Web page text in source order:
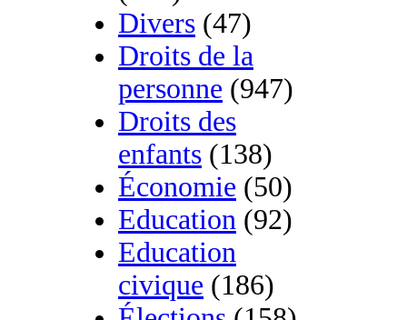
Divers (47)
Droits de la
personne (947)
Droits des
enfants (138)
Économie (50)
Education (92)
Education
civique (186)